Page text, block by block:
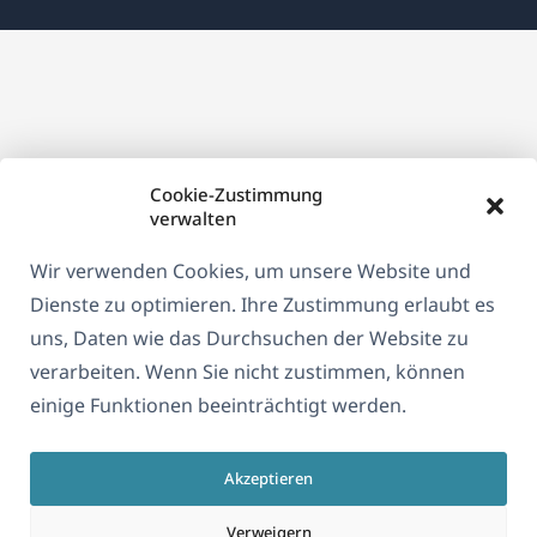
Cookie-Zustimmung
verwalten
Wir verwenden Cookies, um unsere Website und
Dienste zu optimieren. Ihre Zustimmung erlaubt es
uns, Daten wie das Durchsuchen der Website zu
verarbeiten. Wenn Sie nicht zustimmen, können
einige Funktionen beeinträchtigt werden.
Akzeptieren
Verweigern
einem